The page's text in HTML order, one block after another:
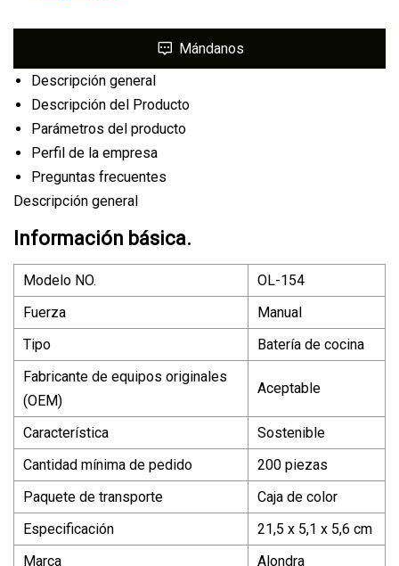
Mándanos
Descripción general
Descripción del Producto
Parámetros del producto
Perfil de la empresa
Preguntas frecuentes
Descripción general
Información básica.
Modelo NO.
OL-154
Fuerza
Manual
Tipo
Batería de cocina
Fabricante de equipos originales
(OEM)
Aceptable
Característica
Sostenible
Cantidad mínima de pedido
200 piezas
Paquete de transporte
Caja de color
Especificación
21,5 x 5,1 x 5,6 cm
Marca
Alondra